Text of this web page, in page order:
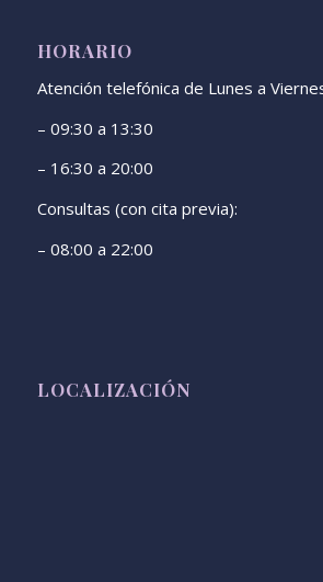
HORARIO
Atención telefónica de Lunes a
– 09:30 a 13:30
– 16:30 a 20:00
Consultas (con cita previa):
– 08:00 a 22:00
LOCALIZACIÓN